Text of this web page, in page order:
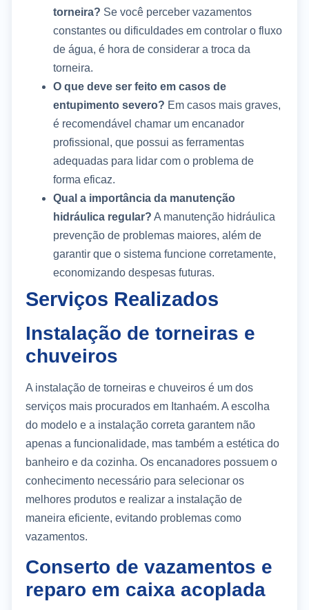
torneira? Se você perceber vazamentos
constantes ou dificuldades em controlar o fluxo
de água, é hora de considerar a troca da
torneira.
O que deve ser feito em casos de
entupimento severo? Em casos mais graves,
é recomendável chamar um encanador
profissional, que possui as ferramentas
adequadas para lidar com o problema de
forma eficaz.
Qual a importância da manutenção
hidráulica regular? A manutenção hidráulica
prevenção de problemas maiores, além de
garantir que o sistema funcione corretamente,
economizando despesas futuras.
Serviços Realizados
Instalação de torneiras e
chuveiros
A instalação de torneiras e chuveiros é um dos
serviços mais procurados em Itanhaém. A escolha
do modelo e a instalação correta garantem não
apenas a funcionalidade, mas também a estética do
banheiro e da cozinha. Os encanadores possuem o
conhecimento necessário para selecionar os
melhores produtos e realizar a instalação de
maneira eficiente, evitando problemas como
vazamentos.
Conserto de vazamentos e
reparo em caixa acoplada